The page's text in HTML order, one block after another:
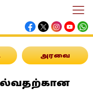
அரவை